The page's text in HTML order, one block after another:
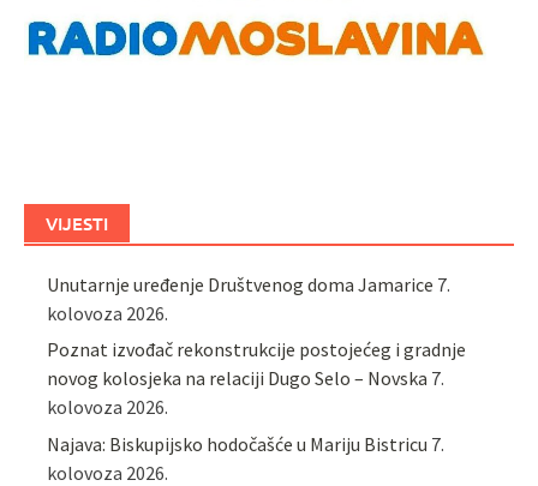
VIJESTI
Unutarnje uređenje Društvenog doma Jamarice 7.
kolovoza 2026.
Poznat izvođač rekonstrukcije postojećeg i gradnje
novog kolosjeka na relaciji Dugo Selo – Novska 7.
kolovoza 2026.
Najava: Biskupijsko hodočašće u Mariju Bistricu 7.
kolovoza 2026.